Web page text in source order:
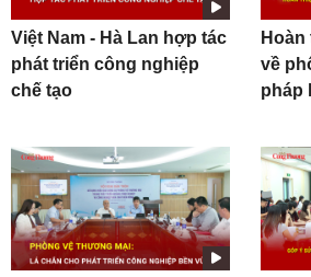
Việt Nam - Hà Lan hợp tác
phát triển công nghiệp
chế tạo
về
pháp